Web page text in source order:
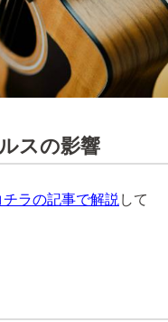
スの影響
ラの記事で解説して